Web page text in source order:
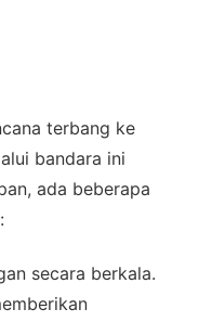
terbang ke
bandara ini
ada beberapa
secara berkala.